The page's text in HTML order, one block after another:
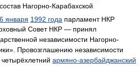
Нагорно-Карабахской
6 января 1992 года парламент НКР
Совет НКР — принял
независимости Нагорно-
Провозглашению независимости
армяно-азербайджанский